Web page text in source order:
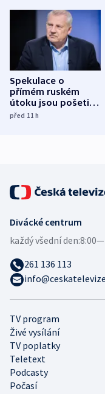
Spekulace o
přímém ruském
útoku jsou pošetilé,
míní estonský
před 11h
TV program
Živé vysílání
TV poplatky
Teletext
Podcasty
Počasí
Divácké centrum
každý všední den:
261 136 113